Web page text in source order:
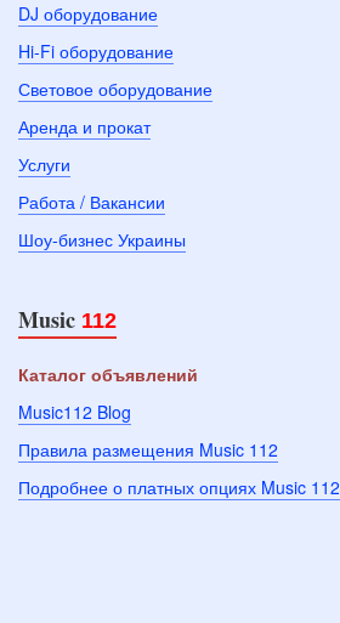
DJ оборудование
Hi-Fi оборудование
Световое оборудование
Аренда и прокат
Услуги
Работа / Вакансии
Шоу-бизнес Украины
Music 112
Каталог объявлений
Music112 Blog
Правила размещения Music 112
Подробнее о платных опциях Music 112